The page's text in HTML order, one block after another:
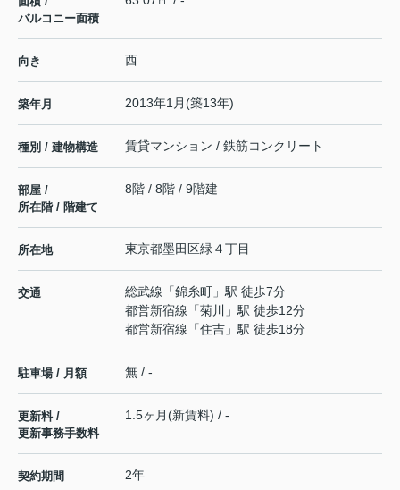
バルコニー面積
向き 西
築年月 2013年1月(築13年)
種別 / 建物構造 賃貸マンション / 鉄筋コンクリート
部屋 /
所在階 / 階建て
8階 / 8階 / 9階建
所在地 東京都墨田区緑 ４丁目
交通 総武線 「錦糸町 」駅 徒歩7分
都営新宿線 「菊川
」駅 徒歩12分
都営新宿線 「住吉 」駅 徒歩18分
駐車場 / 月額 無 / -
更新料 /
更新事務手数料
1.5ヶ月(新賃料) / -
契約期間 2年